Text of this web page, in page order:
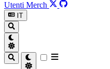
Utenti Merch
IT